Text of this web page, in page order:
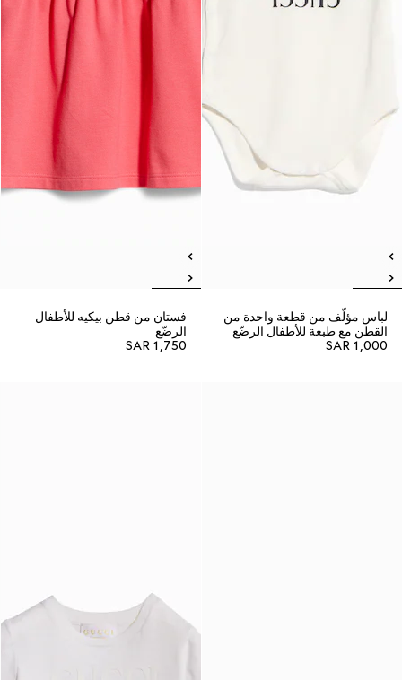
لباس مؤلّف من قطعة واحدة من
القطن مع طبعة للأطفال الرضّع
SAR 1,000
فستان من قطن بيكيه للأطفال
الرضّع
SAR 1,750